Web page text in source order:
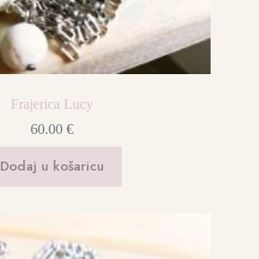
Frajerica Lucy
60.00€
Dodaj u košaricu